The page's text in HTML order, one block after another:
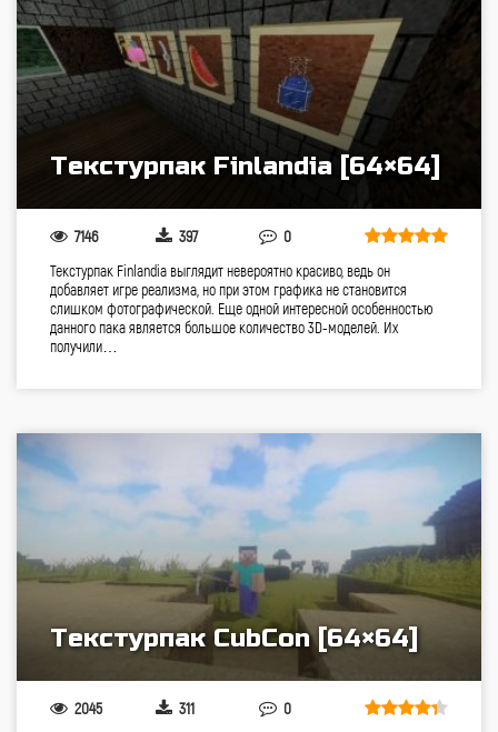
Текстурпак Finlandia [64×64]
7146 397 0
Текстурпак Finlandia выглядит невероятно красиво, ведь он
добавляет игре реализма, но при этом графика не становится
слишком фотографической. Еще одной интересной особенностью
данного пака является большое количество 3D-моделей. Их
получили…
Текстурпак CubCon [64×64]
2045 311 0